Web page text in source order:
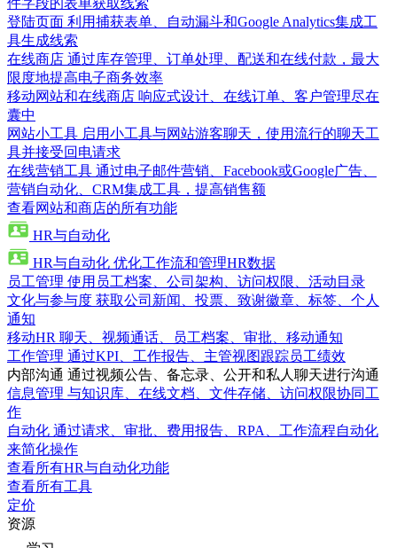
件字段的表单获取线索
登陆页面 利用捕获表单、自动漏斗和Google Analytics集成工
具生成线索
在线商店 通过库存管理、订单处理、配送和在线付款，最大
限度地提高电子商务效率
移动网站和在线商店 响应式设计、在线订单、客户管理尽在
囊中
网站小工具 启用小工具与网站游客聊天，使用流行的聊天工
具并接受回电请求
在线营销工具 通过电子邮件营销、Facebook或Google广告、
营销自动化、CRM集成工具，提高销售额
查看网站和商店的所有功能
HR与自动化
HR与自动化 优化工作流和管理HR数据
员工管理 使用员工档案、公司架构、访问权限、活动目录
文化与参与度 获取公司新闻、投票、致谢徽章、标签、个人
通知
移动HR 聊天、视频通话、员工档案、审批、移动通知
工作管理 通过KPI、工作报告、主管视图跟踪员工绩效
内部沟通 通过视频公告、备忘录、公开和私人聊天进行沟通
信息管理 与知识库、在线文档、文件存储、访问权限协同工
作
自动化 通过请求、审批、费用报告、RPA、工作流程自动化
来简化操作
查看所有HR与自动化功能
查看所有工具
定价
资源